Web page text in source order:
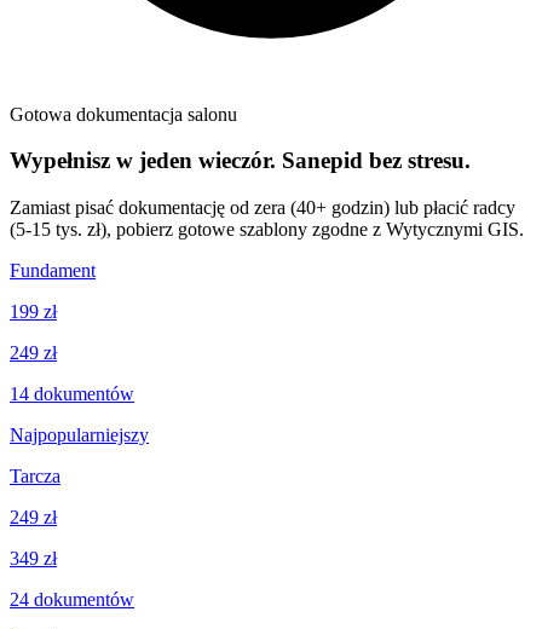
Gotowa dokumentacja salonu
Wypełnisz w jeden wieczór. Sanepid bez stresu.
Zamiast pisać dokumentację od zera (40+ godzin) lub płacić radcy
(5-15 tys. zł), pobierz gotowe szablony zgodne z Wytycznymi GIS.
Fundament
199 zł
249 zł
14 dokumentów
Najpopularniejszy
Tarcza
249 zł
349 zł
24 dokumentów